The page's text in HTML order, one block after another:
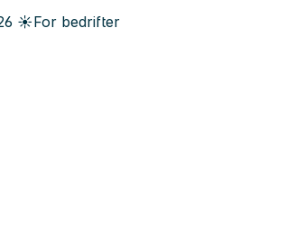
☀️For bedrifter